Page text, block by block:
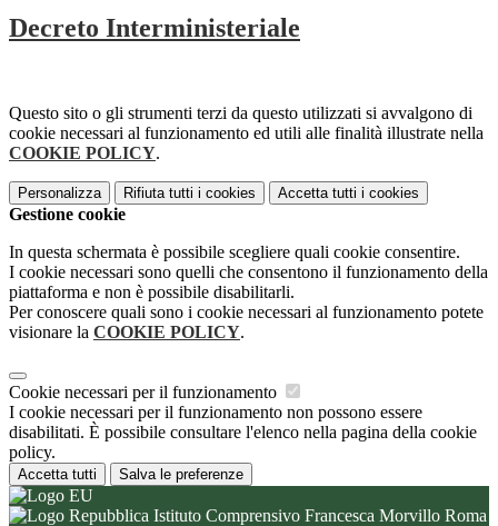
Decreto Interministeriale
Questo sito o gli strumenti terzi da questo utilizzati si avvalgono di
cookie necessari al funzionamento ed utili alle finalità illustrate nella
COOKIE POLICY.
Personalizza Rifiuta tutti i cookies Accetta tutti i cookies
Gestione cookie
In questa schermata è possibile scegliere quali cookie consentire.
I cookie necessari sono quelli che consentono il funzionamento della
piattaforma e non è possibile disabilitarli.
Per conoscere quali sono i cookie necessari al funzionamento potete
visionare la COOKIE POLICY.
Cookie necessari per il funzionamento
I cookie necessari per il funzionamento non possono essere
disabilitati. È possibile consultare l'elenco nella pagina della cookie
policy.
Accetta tutti Salva le preferenze
Istituto Comprensivo Francesca Morvillo Roma